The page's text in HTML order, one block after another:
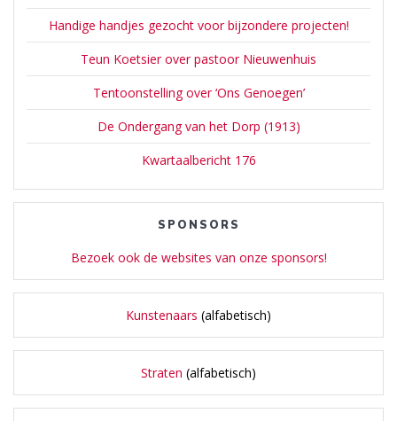
Handige handjes gezocht voor bijzondere projecten!
Teun Koetsier over pastoor Nieuwenhuis
Tentoonstelling over ‘Ons Genoegen’
De Ondergang van het Dorp (1913)
Kwartaalbericht 176
SPONSORS
Bezoek ook de websites van onze sponsors!
Kunstenaars (alfabetisch)
Straten (alfabetisch)